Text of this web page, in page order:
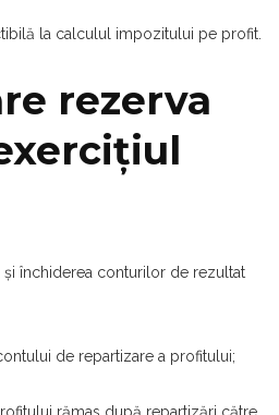
la calculul impozitului pe profit.
rezerva
și închiderea conturilor de rezultat
de repartizare a profitului;